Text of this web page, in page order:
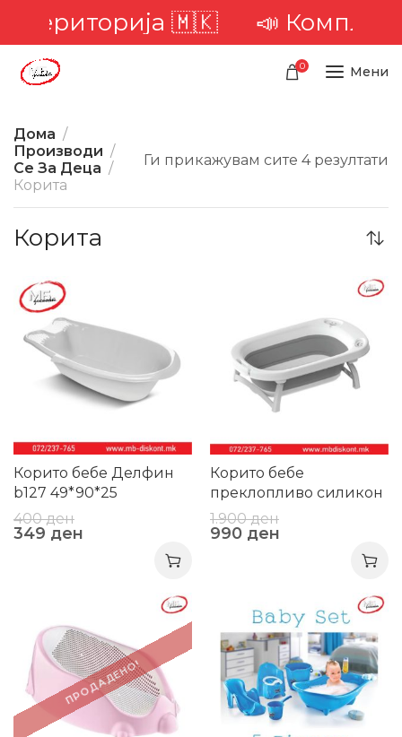
територија 🇲🇰 📣
0 Мени
Дома
Производи
Се За Деца
Корита
Ги прикажувам сите 4 резултати
Корита
-13%
Корито бебе Делфин
b127 49*90*25
400ден
349 ден
Корито бебе
преклопливо силикон
AY729
1.900ден
990 ден
ПРОДАДЕНО!